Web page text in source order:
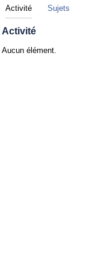
Activité Sujets
Activité
Aucun élément.